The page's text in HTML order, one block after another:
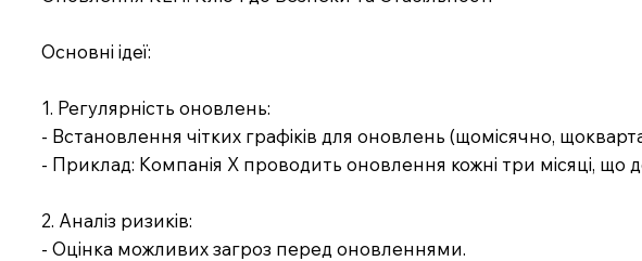
Основні ідеї:
1. Регулярність оновлень:
- Встановлення чітких графіків для оновлень (щомісячно,
- Приклад: Компанія X проводить оновлення кожні три місяці, що
2. Аналіз ризиків:
- Оцінка можливих загроз перед оновленнями.